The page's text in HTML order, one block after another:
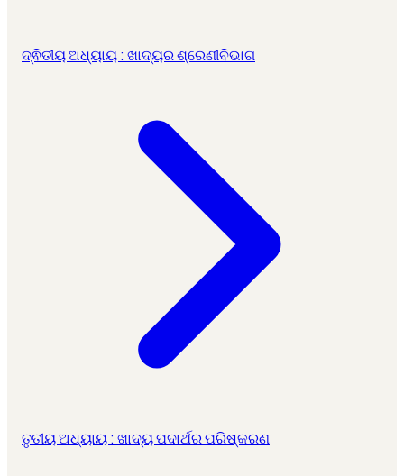
ଦ୍ଵିତୀୟ ଅଧ୍ୟାୟ : ଖାଦ୍ୟର ଶ୍ରେଣୀବିଭାଗ
ତୃତୀୟ ଅଧ୍ୟାୟ : ଖାଦ୍ୟ ପଦାର୍ଥର ପରିଷ୍କରଣ